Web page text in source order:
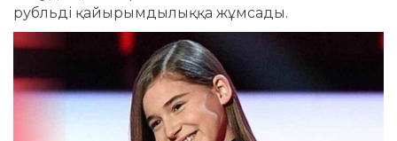
рубльді қайырымдылыққа жұмсады.